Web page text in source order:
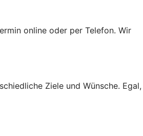
online oder per Telefon. Wir
Ziele und Wünsche. Egal,